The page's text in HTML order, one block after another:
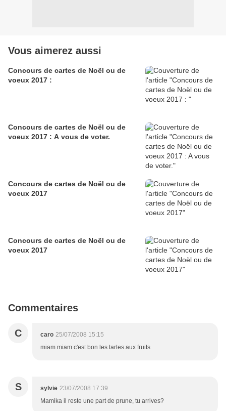
Vous aimerez aussi
Concours de cartes de Noël ou de
voeux 2017 :
Concours de cartes de Noël ou de
voeux 2017 : A vous de voter.
Concours de cartes de Noël ou de
voeux 2017
Concours de cartes de Noël ou de
voeux 2017
Commentaires
C caro 25/07/2008 15:15
miam miam c'est bon les tartes aux fruits
S sylvie 23/07/2008 17:39
Mamika il reste une part de prune, tu arrives?